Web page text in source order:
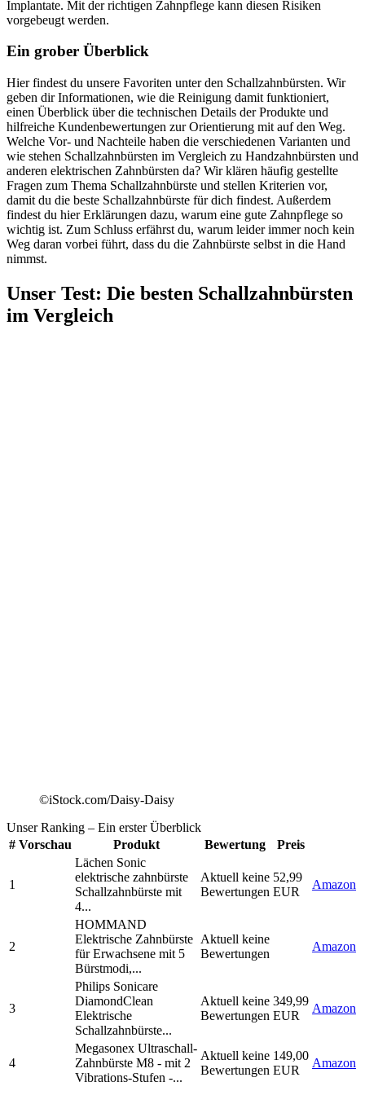
Implantate. Mit der richtigen Zahnpflege kann diesen Risiken
vorgebeugt werden.
Ein grober Überblick
Hier findest du unsere Favoriten unter den Schallzahnbürsten. Wir
geben dir Informationen, wie die Reinigung damit funktioniert,
einen Überblick über die technischen Details der Produkte und
hilfreiche Kundenbewertungen zur Orientierung mit auf den Weg.
Welche Vor- und Nachteile haben die verschiedenen Varianten und
wie stehen Schallzahnbürsten im Vergleich zu Handzahnbürsten und
anderen elektrischen Zahnbürsten da? Wir klären häufig gestellte
Fragen zum Thema Schallzahnbürste und stellen Kriterien vor,
damit du die beste Schallzahnbürste für dich findest. Außerdem
findest du hier Erklärungen dazu, warum eine gute Zahnpflege so
wichtig ist. Zum Schluss erfährst du, warum leider immer noch kein
Weg daran vorbei führt, dass du die Zahnbürste selbst in die Hand
nimmst.
Unser Test: Die besten Schallzahnbürsten
im Vergleich
©iStock.com/Daisy-Daisy
Unser Ranking – Ein erster Überblick
# Vorschau Produkt Bewertung Preis
1
Lächen Sonic
elektrische zahnbürste
Schallzahnbürste mit
4...
Aktuell keine
Bewertungen
52,99
EUR
Amazon
2
HOMMAND
Elektrische Zahnbürste
für Erwachsene mit 5
Bürstmodi,...
Aktuell keine
Bewertungen
Amazon
3
Philips Sonicare
DiamondClean
Elektrische
Schallzahnbürste...
Aktuell keine
Bewertungen
349,99
EUR
Amazon
4
Megasonex Ultraschall-
Zahnbürste M8 - mit 2
Vibrations-Stufen -...
Aktuell keine
Bewertungen
149,00
EUR
Amazon